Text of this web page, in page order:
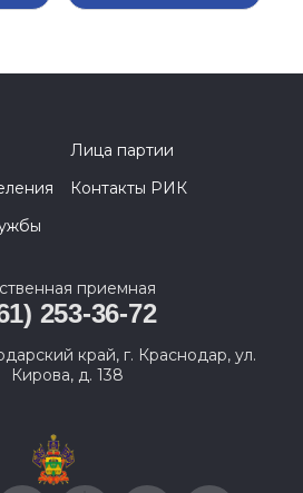
Лица партии
Контакты РИК
приемная
253-36-72
край, г. Краснодар, ул.
Кирова, д. 138